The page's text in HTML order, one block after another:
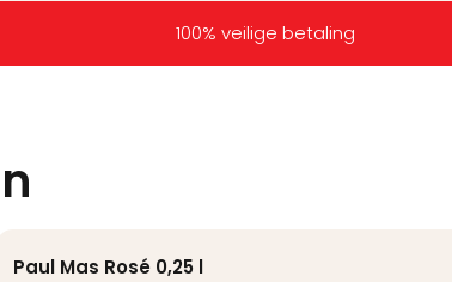
100% veilige betaling
Paul Mas Rosé 0,25 l